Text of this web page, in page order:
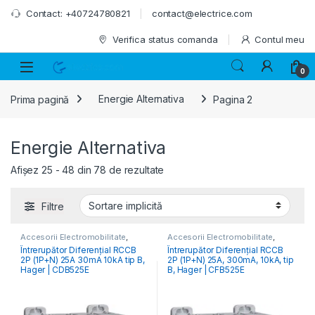
Skip to navigation
Skip to content
Contact: +40724780821 contact@electrice.com
Verifica status comanda Contul meu
0
Prima pagină Energie Alternativa Pagina 2
Energie Alternativa
Afișez 25 - 48 din 78 de rezultate
Filtre
Accesorii Electromobilitate
Aparataj Modular de Protecție
Monitorizare & Control PV,
RCCB Întrerupătoare Diferențiale
Întrerupător Diferențial RCCB
2P (1P+N) 25A 30mA 10kA tip B,
Hager | CDB525E
Accesorii Electromobilitate
Aparataj Modular de Protecție
Monitorizare & Control PV,
RCCB Întrerupătoare Diferențiale
Întrerupător Diferențial RCCB
2P (1P+N) 25A, 300mA, 10kA, tip
B, Hager | CFB525E